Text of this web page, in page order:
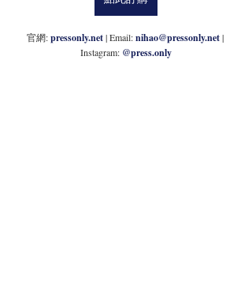
官網: pressonly.net | Email: nihao@pressonly.net |
Instagram: @press.only